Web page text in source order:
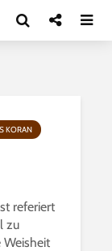
KORAN
referiert
zu